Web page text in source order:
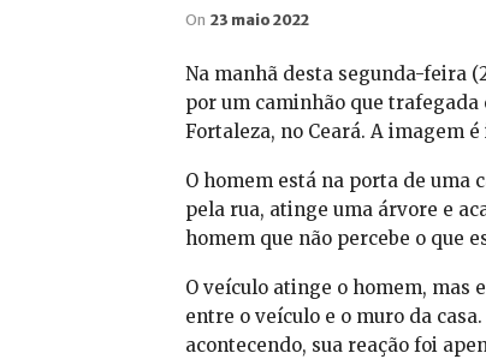
On 23 maio 2022
Na manhã desta segunda-feira
por um caminhão que
Fortaleza, no Ceará. A imagem
O homem está na porta de uma
pela rua, atinge uma árvore e
homem que não percebe o que
O veículo atinge o homem, mas
entre o veículo e o muro da
acontecendo, sua reação foi